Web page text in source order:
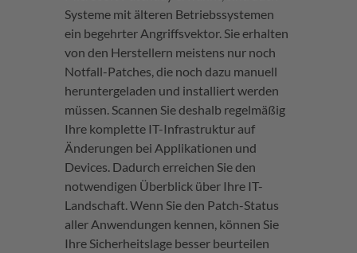
Systeme mit älteren Betriebssystemen
ein begehrter Angriffsvektor. Sie erhalten
von den Herstellern meistens nur noch
Notfall-Patches, die noch dazu manuell
heruntergeladen und installiert werden
müssen. Scannen Sie deshalb regelmäßig
Ihre komplette IT-Infrastruktur auf
Änderungen bei Applikationen und
Devices. Dadurch erreichen Sie den
notwendigen Überblick über Ihre IT-
Landschaft. Wenn Sie den Patch-Status
aller Anwendungen kennen, können Sie
Ihre Sicherheitslage besser beurteilen